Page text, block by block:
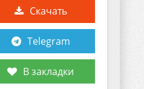
Скачать
Telegram
В закладки